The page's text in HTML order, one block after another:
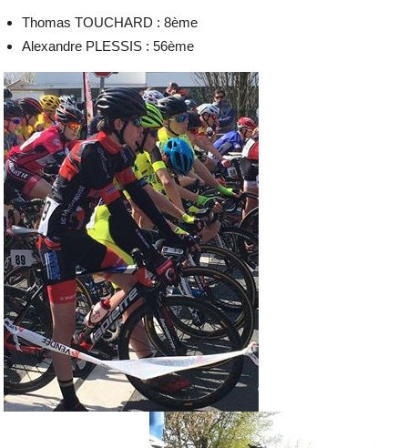
Thomas TOUCHARD : 8ème
Alexandre PLESSIS : 56ème